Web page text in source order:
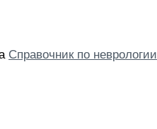
Справочник по неврологии